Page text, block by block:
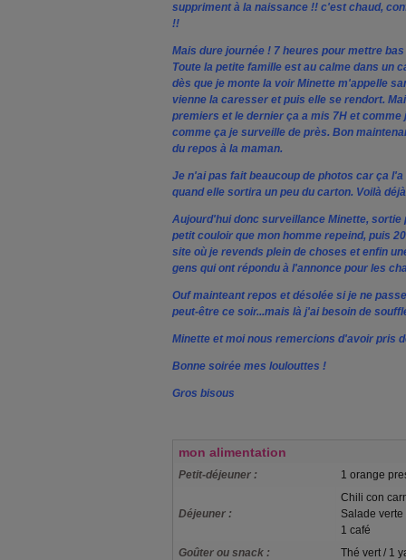
suppriment à la naissance !! c'est chaud,
!!
Mais dure journée ! 7 heures pour mettre
Toute la petite famille est au calme dans un
dès que je monte la voir Minette m'appelle
vienne la caresser et puis elle se rendort.
premiers et le dernier ça a mis 7H et
comme ça je surveille de près. Bon
du repos à la maman.
Je n'ai pas fait beaucoup de photos car ça
quand elle sortira un peu du carton. Voilà
Aujourd'hui donc surveillance Minette,
petit couloir que mon homme repeind, puis
site où je revends plein de choses et enfin
gens qui ont répondu à l'annonce pour les
Ouf mainteant repos et désolée si je ne
peut-être ce soir...mais là j'ai besoin de
Minette et moi nous remercions d'avoir pris
Bonne soirée mes loulouttes !
Gros bisous
mon alimentation
Petit-déjeuner : 1 orange
Déjeuner :
Chili con
Salade
1 café
Goûter ou snack :
Thé vert / 1